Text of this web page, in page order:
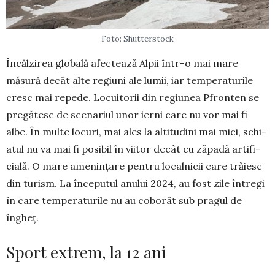
Foto: Shutterstock
Încălzirea globală afec­tează Alpii într-o mai ma­re
măsură decât alte regiuni ale lumii, iar temperaturile
cresc mai repede. Locuitorii din re­giu­nea Pfronten se
pregătesc de scena­riul unor ierni care nu vor mai fi
albe. În multe locuri, mai ales la altitudini mai mici, schi­
a­tul nu va mai fi posibil în vi­itor decât cu zăpadă artifi­
cială. O mare ame­nințare pentru lo­calnicii care tră­iesc
din tu­rism. La începutul anu­lui 2024, au fost zile întregi
în care tempe­ra­turile nu au coborât sub pragul de
îngheț.
Sport extrem, la 12 ani